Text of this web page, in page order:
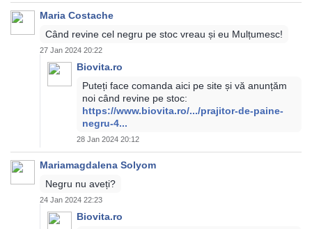
Maria Costache
Când revine cel negru pe stoc vreau și eu Mulțumesc!
27 Jan 2024 20:22
Biovita.ro
Puteți face comanda aici pe site și vă anunțăm
noi când revine pe stoc:
https://www.biovita.ro/.../prajitor-de-paine-
negru-4...
28 Jan 2024 20:12
Mariamagdalena Solyom
Negru nu aveți?
24 Jan 2024 22:23
Biovita.ro